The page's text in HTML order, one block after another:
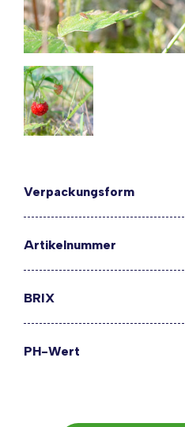
Verpackungsform
Artikelnummer
BRIX
PH-Wert